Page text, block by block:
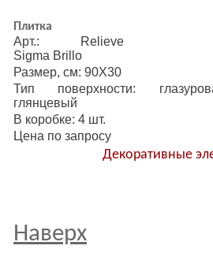
Плитка
Арт.: Relieve
Sigma Brillo
Размер, см: 90Х30
Тип поверхности:
глянцевый
В коробке: 4 шт.
Цена по запросу
Декоративные
Наверх